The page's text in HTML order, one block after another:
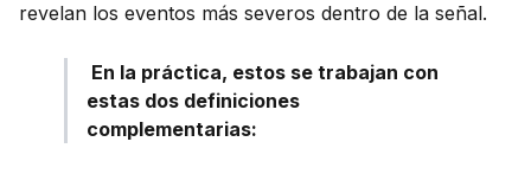
revelan los eventos más severos dentro de la señal.
En la práctica, estos se trabajan con
estas dos definiciones
complementarias: